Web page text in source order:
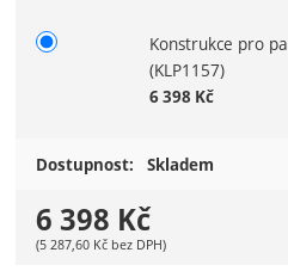
Konstrukce pro
(KLP1157)
6 398 Kč
Dostupnost: Skladem
6 398 Kč
(5 287,60 Kč bez DPH)